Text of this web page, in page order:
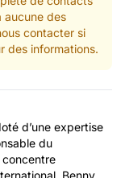
aucune des
contacter si
des informations.
d’une expertise
du
concentre
Benny